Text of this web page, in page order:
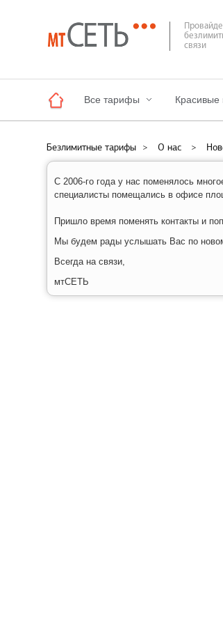
связи
Все тарифы Красивые
Безлимитные тарифы > О нас >
C 2006-го года у нас поменялось
специалисты помещались в офисе
Пришло время поменять контакты и
Мы будем рады услышать Вас по
Всегда на связи,
мтСЕТЬ